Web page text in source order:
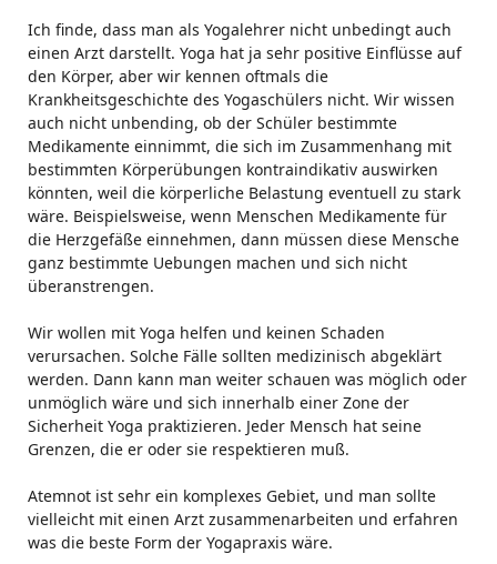
Ich finde, dass man als Yogalehrer nicht unbedingt auch
einen Arzt darstellt. Yoga hat ja sehr positive Einflüsse auf
den Körper, aber wir kennen oftmals die
Krankheitsgeschichte des Yogaschülers nicht. Wir wissen
auch nicht unbending, ob der Schüler bestimmte
Medikamente einnimmt, die sich im Zusammenhang mit
bestimmten Körperübungen kontraindikativ auswirken
könnten, weil die körperliche Belastung eventuell zu stark
wäre. Beispielsweise, wenn Menschen Medikamente für
die Herzgefäße einnehmen, dann müssen diese Mensche
ganz bestimmte Uebungen machen und sich nicht
überanstrengen.
Wir wollen mit Yoga helfen und keinen Schaden
verursachen. Solche Fälle sollten medizinisch abgeklärt
werden. Dann kann man weiter schauen was möglich oder
unmöglich wäre und sich innerhalb einer Zone der
Sicherheit Yoga praktizieren. Jeder Mensch hat seine
Grenzen, die er oder sie respektieren muß.
Atemnot ist sehr ein komplexes Gebiet, und man sollte
vielleicht mit einen Arzt zusammenarbeiten und erfahren
was die beste Form der Yogapraxis wäre.